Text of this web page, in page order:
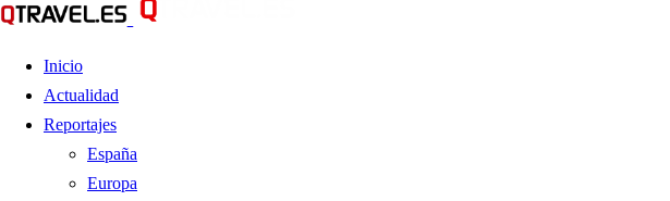
Inicio
Actualidad
Reportajes
España
Europa